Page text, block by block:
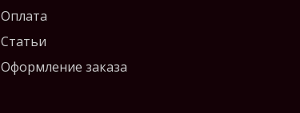
Оплата
Статьи
Оформление заказа